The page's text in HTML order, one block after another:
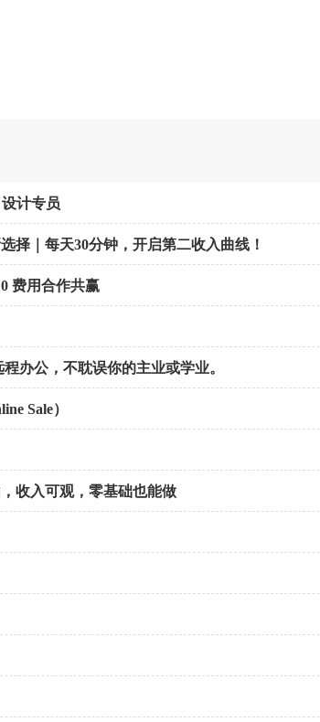
计专员
择｜每天30分钟，开启第二收入曲线！
费用合作共赢
办公，不耽误你的主业或学业。
Sale）
收入可观，零基础也能做